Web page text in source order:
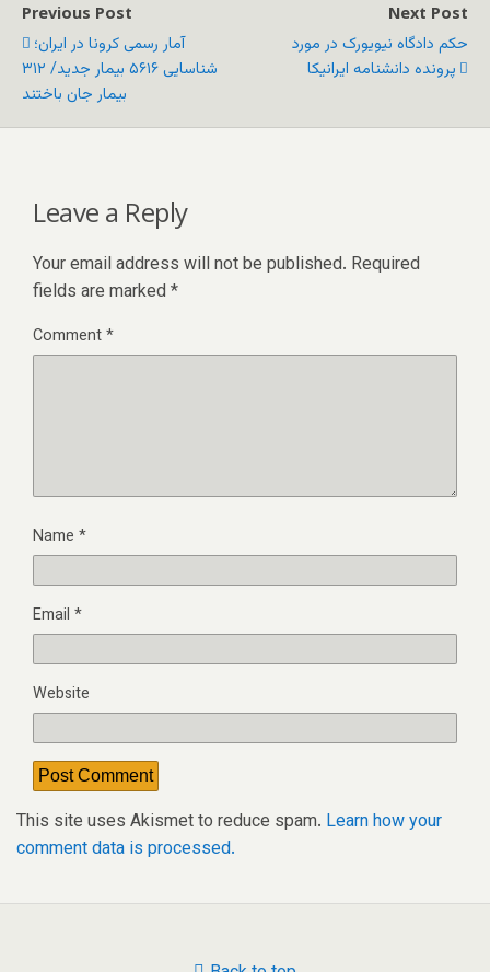
Previous Post
آمار رسمی کرونا در ایران؛
شناسایی ۵۶۱۶ بیمار جدید/ ۳۱۲
بیمار جان باختند
Next Post
حکم دادگاه نیویورک در مورد
پرونده دانشنامه ایرانیکا
Leave a Reply
Your email address will not be published. Required
fields are marked *
Comment*
Name *
Email *
Website
This site uses Akismet to reduce spam. Learn how your
comment data is processed.